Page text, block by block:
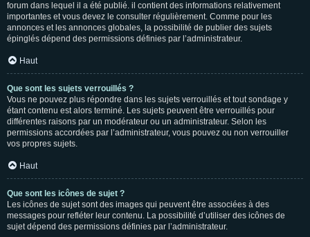
forum dans lequel il a été publié. il contient des informations relativement
importantes et vous devez le consulter régulièrement. Comme pour les
annonces et les annonces globales, la possibilité de publier des sujets
épinglés dépend des permissions définies par l’administrateur.
Haut
Que sont les sujets verrouillés ?
Vous ne pouvez plus répondre dans les sujets verrouillés et tout sondage y
étant contenu est alors terminé. Les sujets peuvent être verrouillés pour
différentes raisons par un modérateur ou un administrateur. Selon les
permissions accordées par l’administrateur, vous pouvez ou non verrouiller
vos propres sujets.
Haut
Que sont les icônes de sujet ?
Les icônes de sujet sont des images qui peuvent être associées à des
messages pour refléter leur contenu. La possibilité d’utiliser des icônes de
sujet dépend des permissions définies par l’administrateur.